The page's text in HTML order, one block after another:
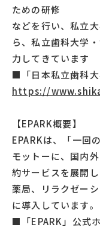
ための研修
などを行い、私立
ら、私立歯科大学
力してきています
■「日本私立歯科大
https://
【EPARK概要】
EPARKは、「一回
モットーに、国内
約サービスを展開
薬局、リラクゼー
に導入しています。
■「EPARK」公式